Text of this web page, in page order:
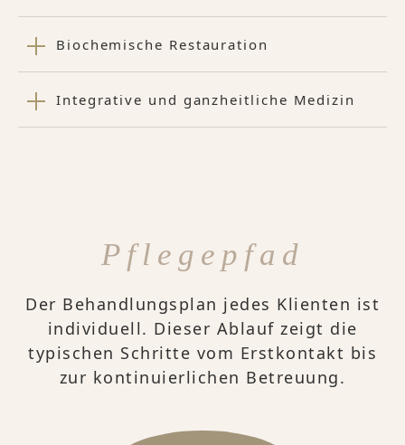
Biochemische Restauration
Integrative und ganzheitliche Medizin
Pflegepfad
Der Behandlungsplan jedes Klienten ist
individuell. Dieser Ablauf zeigt die
typischen Schritte vom Erstkontakt bis
zur kontinuierlichen Betreuung.